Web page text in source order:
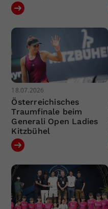
18.07.2026
Österreichisches
Traumfinale beim
Generali Open Ladies
Kitzbühel